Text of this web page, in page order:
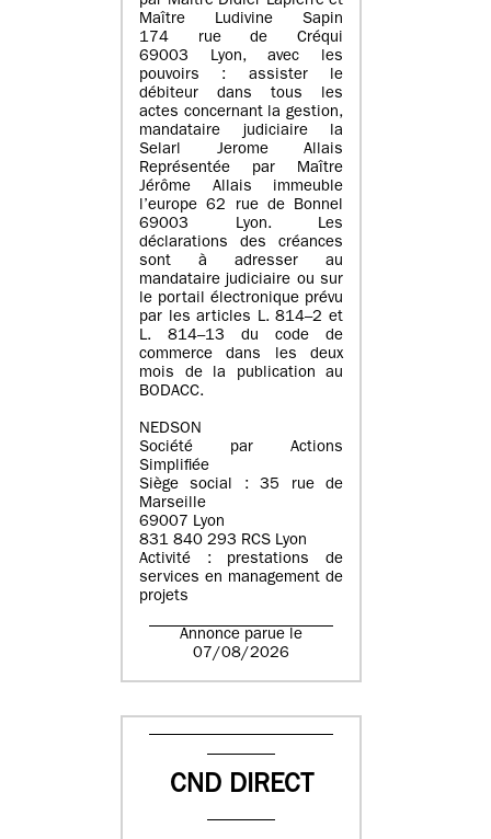
Maître Ludivine Sapin
174 rue de Créqui
69003 Lyon, avec les
pouvoirs : assister le
débiteur dans tous les
actes concernant la gestion,
mandataire judiciaire la
Selarl Jerome Allais
Représentée par Maître
Jérôme Allais immeuble
l’europe 62 rue de Bonnel
69003 Lyon. Les
déclarations des créances
sont à adresser au
mandataire judiciaire ou sur
le portail électronique prévu
par les articles L. 814–2 et
L. 814–13 du code de
commerce dans les deux
mois de la publication au
BODACC.
NEDSON
Société par Actions
Simplifiée
Siège social : 35 rue de
Marseille
69007 Lyon
831 840 293 RCS Lyon
Activité : prestations de
services en management de
projets
Annonce parue le
07/08/2026
CND DIRECT